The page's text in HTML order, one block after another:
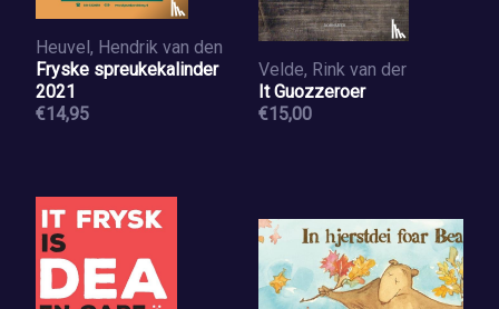
Heuvel, Hendrik van den
Fryske spreukekalinder
2021
€14,95
Velde, Rink van der
It Guozzeroer
€15,00